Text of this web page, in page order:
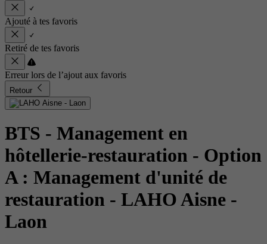
Ajouté à tes favoris
Retiré de tes favoris
Erreur lors de l’ajout aux favoris
Retour
BTS - Management en
hôtellerie-restauration - Option
A : Management d'unité de
restauration - LAHO Aisne -
Laon